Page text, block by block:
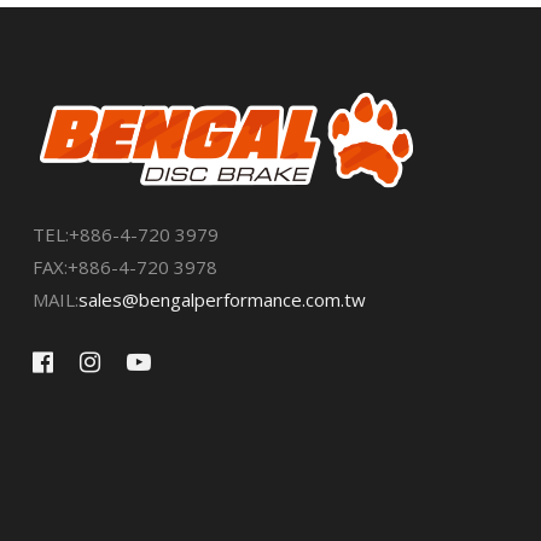
TEL:+886-4-720 3979
FAX:+886-4-720 3978
MAIL:sales@bengalperformance.com.tw